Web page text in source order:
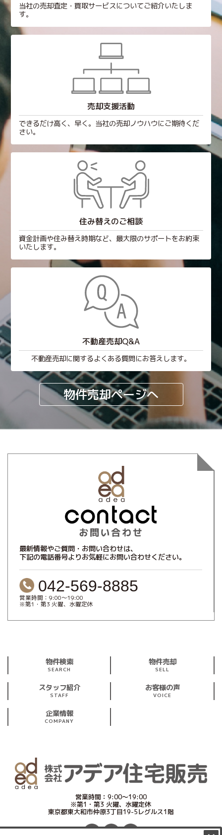
当社の売却査定・買取サービスについてご紹介いたしま
す。
売却支援活動
できるだけ高く、早く。当社の売却ノウハウにご期待くだ
さい。
住み替えのご相談
資金計画や住み替え時期など、最大限のサポートをお約束
いたします。
不動産売却Q&A
不動産売却に関するよくある質問にお答えします。
物件売却ページへ
最新情報やご質問・お問い合わせは、
下記の電話番号よりお気軽にお問い合わせください。
042-569-8885
営業時間：9:00～19:00
※第1・第3 火曜、水曜定休
物件検索
SEARCH
物件売却
SELL
スタッフ紹介
STAFF
お客様の声
VOICE
企業情報
COMPANY
営業時間：9:00～19:00
※第1・第3 火曜、水曜定休
東京都東大和市仲原3丁目19-5レグルス1階